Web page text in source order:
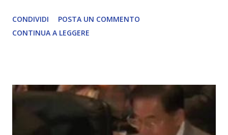
COMPLETO - fonte
CONDIVIDI
POSTA UN COMMENTO
CONTINUA A LEGGERE